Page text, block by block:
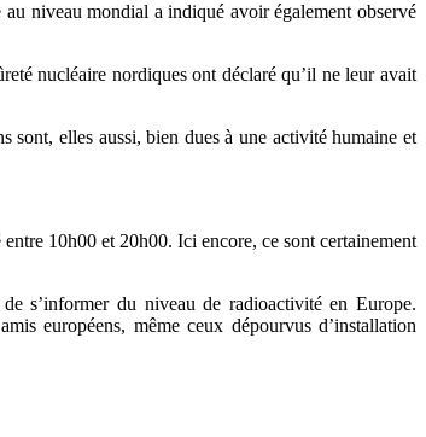
niveau mondial a indiqué avoir également observé
nucléaire nordiques ont déclaré qu’il ne leur avait
sont, elles aussi, bien dues à une activité humaine et
10h00 et 20h00. Ici encore, ce sont certainement
s’informer du niveau de radioactivité en Europe.
européens, même ceux dépourvus d’installation